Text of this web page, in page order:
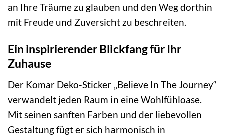
an Ihre Träume zu glauben und den Weg dorthin
mit Freude und Zuversicht zu beschreiten.
Ein inspirierender Blickfang für Ihr
Zuhause
Der Komar Deko-Sticker „Believe In The Journey“
verwandelt jeden Raum in eine Wohlfühloase.
Mit seinen sanften Farben und der liebevollen
Gestaltung fügt er sich harmonisch in